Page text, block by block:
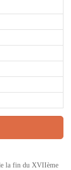
la fin du XVIIème